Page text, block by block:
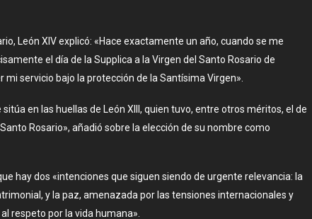
León XIV explicó: «Hace exactamente un año, cuando se me
el día de la Supplica a la Virgen del Santo Rosario de
mi servicio bajo la protección de la Santísima Virgen».
en las huellas de León XIII, quien tuvo, entre otros méritos, el de
Rosario», añadió sobre la elección de su nombre como
hay dos «intenciones que siguen siendo de urgente relevancia: la
y la paz, amenazada por las tensiones internacionales y
respeto por la vida humana».